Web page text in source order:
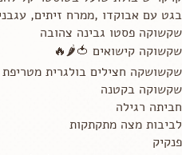
בגט עם אבוקדו ,ממרח זיתים,
שקשוקה פסטו גבינה צהובה
שקשוקה קישואים 🍅🌶️🔥
שקשושקה חצילים בולגרית
שקשוקה בקטנה
חביתה רגילה
לביבות מצה מתקתקות
פנקיק